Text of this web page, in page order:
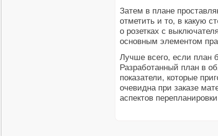
Затем в плане
отметить и то, в какую
о розетках с
основным элементом
Лучше всего, если план
Разработанный план в
показатели, которые
очевидна при заказе
аспектов